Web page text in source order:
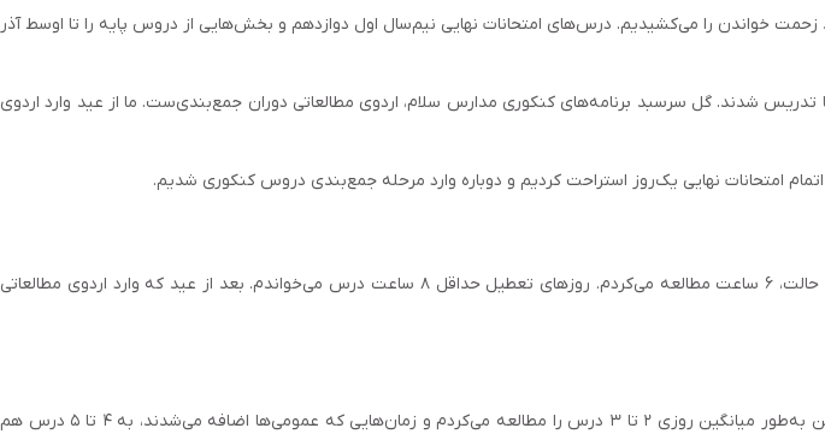
خواندن را می‌کشیدیم. درس‌های امتحانات نهایی نیم‌سال اول دوازدهم و بخش‌هایی از دروس پایه را تا اوسط آذر
شدند. گل سرسبد برنامه‌های کنکوری مدارس سلام، اردوی مطالعاتی دوران جمع‌بندی‌ست. ما از عید وارد اردوی
امتحانات نهایی یک‌روز استراحت کردیم و دوباره وارد مرحله جمع‌بندی دروس کنکوری شدیم.
میانگین ساعت مطالعه بستگی به شرایط داشت. روزهای کلاس و مدرسه به‌طور میانگین ۳-۴ ساعت و در بهترین حالت، ۶ ساعت مطالعه می‌کردم. روزهای تعطیل حداقل ۸ ساعت درس می‌خواندم. بعد از عید که وارد اردوی مطالعاتی
بهتر است در یک روز حداقل ۲ یا ۳ درس را مطالعه کنیم و تمام وقتمان را به یک درس خاص اختصاص ندهیم. من به‌طور میانگین روزی ۲ تا ۳ درس را مطالعه می‌کردم و زمان‌هایی که عمومی‌ها اضافه می‌شدند، به ۴ تا ۵ درس هم